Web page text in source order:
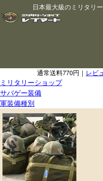
日本最大級のミリタリ
通常送料770円｜ レビ
ミリタリーショップ
サバゲー装備
軍装備種別